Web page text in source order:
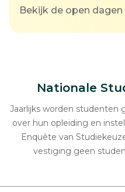
Bekijk de open dagen
Nationale
Jaarlijks worden studenten
over hun opleiding en
Enquête van
vestiging geen